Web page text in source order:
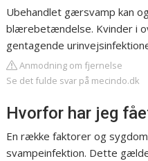
Ubehandlet gærsvamp kan
blærebetændelse. Kvinder i
gentagende
Anmodning om fjernelse
Se det fulde svar på mecindo.dk
Hvorfor har jeg
En række faktorer og
svampeinfektion. Dette